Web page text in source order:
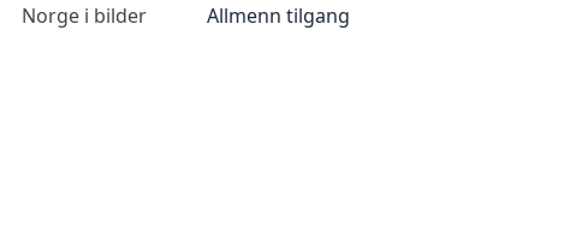
Norge i bilder Allmenn tilgang